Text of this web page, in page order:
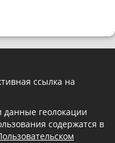
ссылка на
данные геолокации
содержатся в